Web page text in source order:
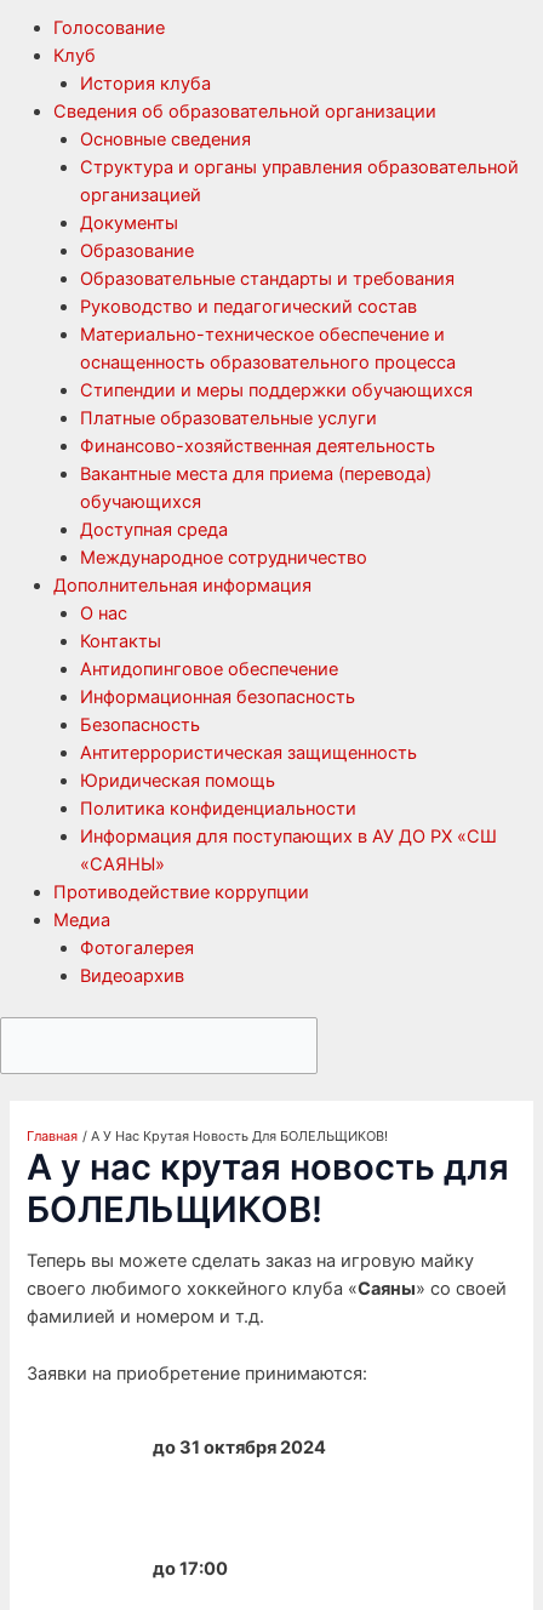
Голосование
Клуб
История клуба
Сведения об образовательной организации
Основные сведения
Структура и органы управления образовательной
организацией
Документы
Образование
Образовательные стандарты и требования
Руководство и педагогический состав
Материально-техническое обеспечение и
оснащенность образовательного процесса
Стипендии и меры поддержки обучающихся
Платные образовательные услуги
Финансово-хозяйственная деятельность
Вакантные места для приема (перевода)
обучающихся
Доступная среда
Международное сотрудничество
Дополнительная информация
О нас
Контакты
Антидопинговое обеспечение
Информационная безопасность
Безопасность
Антитеррористическая защищенность
Юридическая помощь
Политика конфиденциальности
Информация для поступающих в АУ ДО РХ «СШ
«САЯНЫ»
Противодействие коррупции
Медиа
Фотогалерея
Видеоархив
Главная А У Нас Крутая Новость Для БОЛЕЛЬЩИКОВ!
А у нас крутая новость для
БОЛЕЛЬЩИКОВ!
Теперь вы можете сделать заказ на игровую майку
своего любимого хоккейного клуба «Саяны» со своей
фамилией и номером и т.д.
Заявки на приобретение принимаются:
до 31 октября 2024
до 17:00